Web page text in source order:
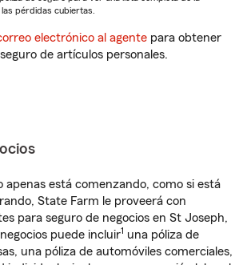
pérdidas cubiertas.
electrónico al agente para obtener
de artículos personales.
apenas está comenzando, como si está
State Farm le proveerá con
para seguro de negocios en St Joseph,
puede incluir1 una póliza de
una póliza de automóviles comerciales,